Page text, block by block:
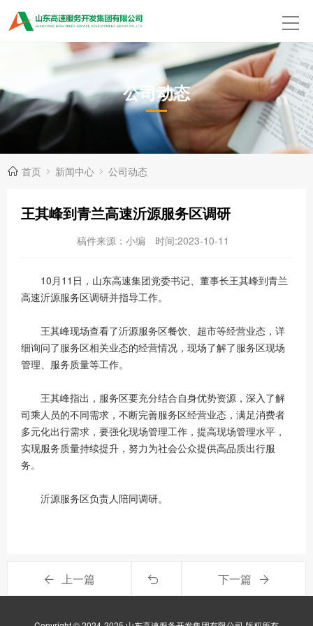
公司动态
首页 新闻中心 公司动态
王其峰到青兰高速沂源服务区调研
稿件来源：小编 时间:2023-10-11
10月11日，山东高速集团党委书记、董事长王其峰到青兰
高速沂源服务区调研并指导工作。
王其峰现场查看了沂源服务区餐饮、超市等经营业态，详
细询问了服务区相关业态的经营情况，现场了解了服务区现场
管理、服务质量等工作。
王其峰指出，服务区要充分结合自身优势资源，深入了解
司乘人员的不同需求，不断完善服务区经营业态，满足消费者
多元化出行需求，要强化现场管理工作，提高现场管理水平，
实现服务质量持续提升，努力为社会公众提供高品质出行服
务。
沂源服务区负责人陪同调研。
上一篇 下一篇